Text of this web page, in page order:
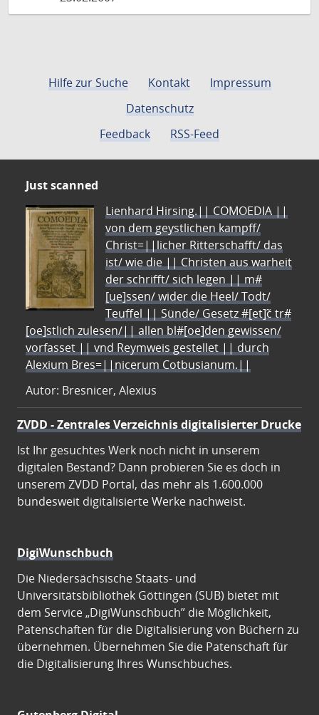
Hilfe zur Suche Kontakt
Impressum
Datenschutz
Feedback
RSS-Feed
Just scanned
Lienhard Hirsing.|| COMOEDIA ||
von dem geystlichen kampff/
Christ=||licher Ritterschafft/ das
ist/ wie die || Christen aus warheit
der schrifft/ sich legen || m#
[ue]ssen/ wider die Heel/ Todt/
Teuffel || Sünde/ Gesetz #[et]c̃ tr#
[oe]stlich zulesen/|| allen bl#[oe]den gewissen/
vorfasset || vnd Reymweis gestellet || durch
Alexium Bres=||nicerum Cotbusianum.||
Autor: Bresnicer, Alexius
ZVDD - Zentrales Verzeichnis digitalisierter Drucke
Ist Ihr gesuchtes Werk noch nicht in unserem
digitalen Bestand? Dann probieren Sie es doch in
unserem ZVDD Portal, das mehr als 1.600.000
bundesweit digitalisierte Werke nachweist.
DigiWunschbuch
Die Niedersächsische Staats- und
Universitätsbibliothek Göttingen (SUB) bietet mit
dem Service „DigiWunschbuch” die Möglichkeit,
Patenschaften für die Digitalisierung von Büchern zu
übernehmen. Übernehmen Sie die Patenschaft für
die Digitalisierung Ihres Wunschbuches.